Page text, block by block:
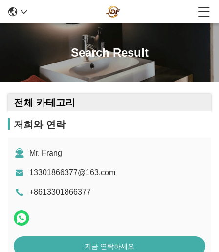
Search Result
전체 카테고리
저희와 연락
Mr. Frang
13301866377@163.com
+8613301866377
지금 연락하세요